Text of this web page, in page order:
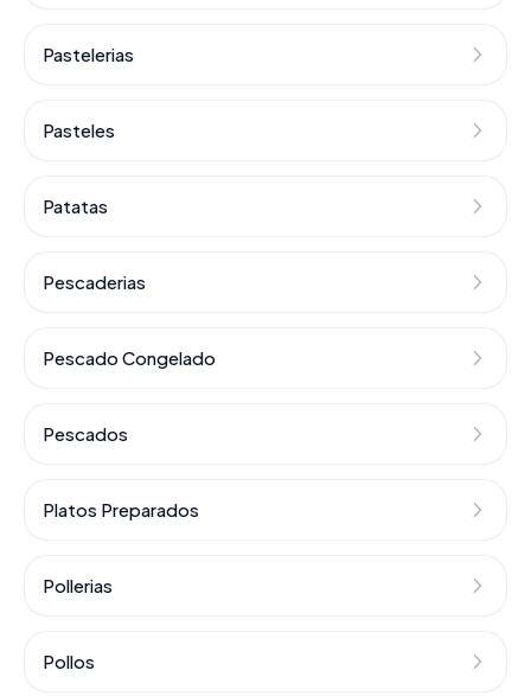
Pastelerias
Pasteles
Patatas
Pescaderias
Pescado Congelado
Pescados
Platos Preparados
Pollerias
Pollos